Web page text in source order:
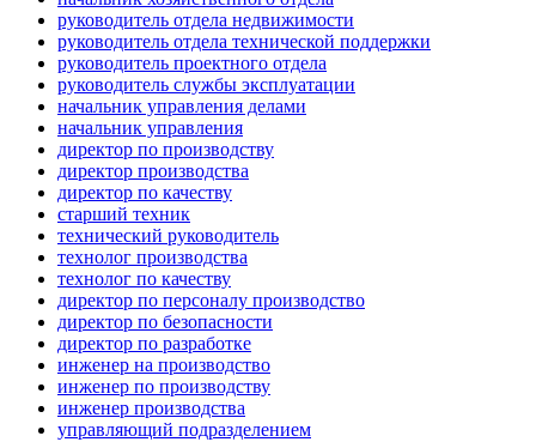
руководитель отдела недвижимости
руководитель отдела технической поддержки
руководитель проектного отдела
руководитель службы эксплуатации
начальник управления делами
начальник управления
директор по производству
директор производства
директор по качеству
старший техник
технический руководитель
технолог производства
технолог по качеству
директор по персоналу производство
директор по безопасности
директор по разработке
инженер на производство
инженер по производству
инженер производства
управляющий подразделением